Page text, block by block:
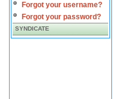
Forgot your username?
Forgot your password?
SYNDICATE